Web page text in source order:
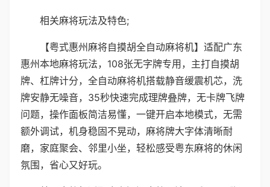
相关麻将玩法及特色;
【粤式惠州麻将自摸胡全自动麻将机】适配广东
惠州本地麻将玩法，108张无字牌专用，主打自摸胡
牌、杠牌计分，全自动麻将机搭载静音缓震机芯，洗
牌安静无噪音，35秒快速完成理牌叠牌，无卡牌飞牌
问题，操作面板简洁易懂，一键开启本地模式，无需
额外调试，机身稳固不晃动，麻将牌大字体清晰耐
磨，家庭聚会、邻里小坐，轻松感受粤东麻将的休闲
氛围，省心又好玩。